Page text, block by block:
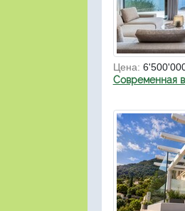
Цена:
Современная